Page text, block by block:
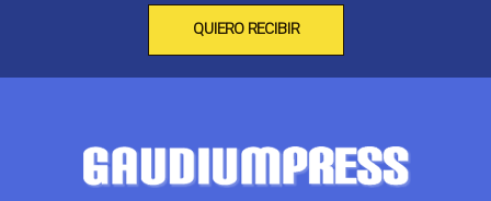
QUIERO RECIBIR